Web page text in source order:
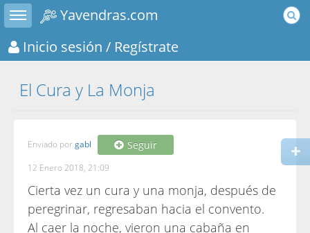
Toggle sidebar
Yavendras.com
Inicio sesión / Regístrate
El Cura y La Monja
Enviado por gabl Seguir
12 Enero 2018, 21:09
Cierta vez un cura y una monja, después de
peregrinar, regresaban hacia el convento.
Al caer la noche, vieron una cabaña en